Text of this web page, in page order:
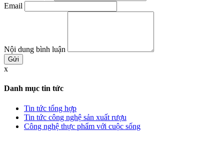
Email
Nội dung bình luận
x
Danh mục tin tức
Tin tức tổng hợp
Tin tức công nghệ sản xuất rượu
Công nghệ thực phẩm với cuộc sống